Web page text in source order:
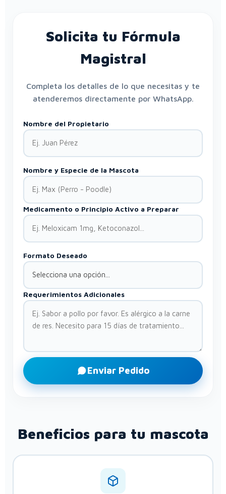
Solicita tu Fórmula
Magistral
Completa los detalles de lo que necesitas y te
atenderemos directamente por WhatsApp.
Nombre del Propietario
Nombre y Especie de la Mascota
Medicamento o Principio Activo a Preparar
Formato Deseado
Requerimientos Adicionales
Enviar Pedido
Beneficios para tu mascota